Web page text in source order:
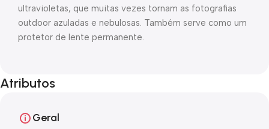
ultravioletas, que muitas vezes tornam as fotografias
outdoor azuladas e nebulosas. Também serve como um
protetor de lente permanente.
Atributos
Geral